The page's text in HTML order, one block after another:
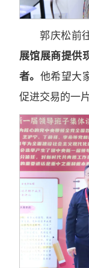
郭庆松前
展馆展商提供
者。 他希望大
促进交易的一